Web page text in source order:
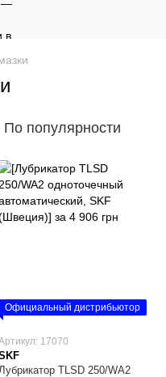
По популярности
Официальный дистрибьютор
17070
TLSD 250/WA2